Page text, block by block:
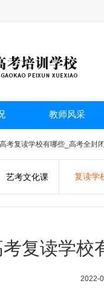
教师风采
考复读学校有哪些_高考全封
艺考文化课 复读学
复读学校
2022-